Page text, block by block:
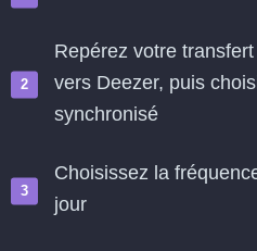
Repérez votre
vers Deezer, puis
synchronisé
Choisissez la
jour